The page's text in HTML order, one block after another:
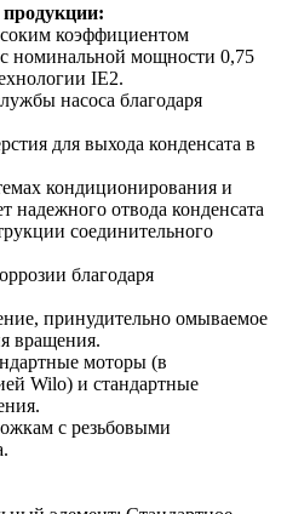
коэффициентом
с номинальной мощности 0,75
IE2.
насоса благодаря
для выхода конденсата в
кондиционирования и
надежного отвода конденсата
соединительного
благодаря
принудительно омываемое
вращения.
моторы (в
Wilo) и стандартные
с резьбовыми